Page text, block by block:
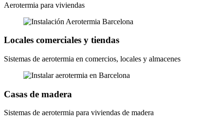
Aerotermia para viviendas
Locales comerciales y tiendas
Sistemas de aerotermia en comercios, locales y almacenes
Casas de madera
Sistemas de aerotermia para viviendas de madera